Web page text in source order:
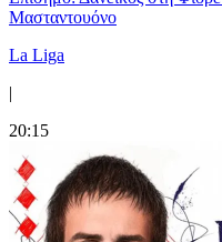
Μασταντουόνο
La Liga
|
20:15